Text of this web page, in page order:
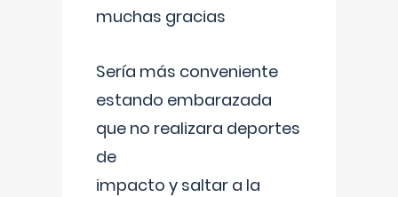
muchas gracias
Sería más conveniente
estando embarazada
que no realizara deportes
de
impacto y saltar a la